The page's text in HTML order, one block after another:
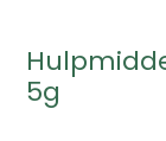
5g